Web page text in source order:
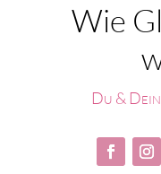
Wie
Du &